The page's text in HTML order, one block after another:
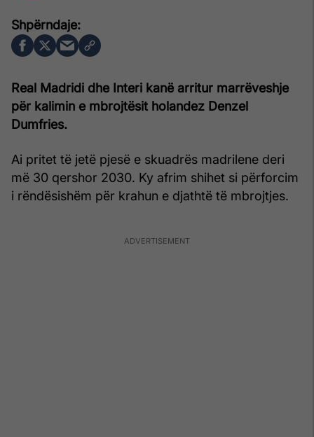
Real Madridi dhe Interi kanë arritur marrëveshje
për kalimin e mbrojtësit holandez Denzel
Dumfries.
Ai pritet të jetë pjesë e skuadrës madrilene deri
më 30 qershor 2030. Ky afrim shihet si përforcim
i rëndësishëm për krahun e djathtë të mbrojtjes.